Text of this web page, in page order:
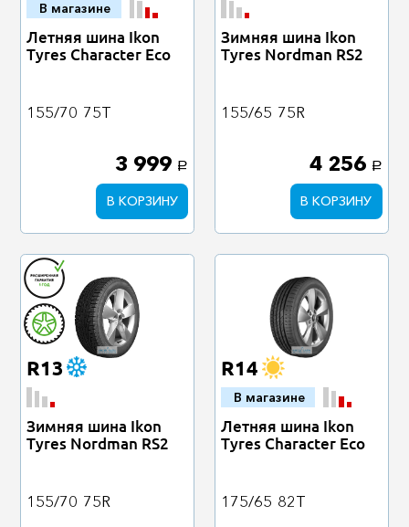
В магазине
Летняя шина Ikon
Tyres Character Eco
155/70 75T
3 999 a
В КОРЗИНУ
Зимняя шина Ikon
Tyres Nordman RS2
155/65 75R
4 256 a
В КОРЗИНУ
R13
Зимняя шина Ikon
Tyres Nordman RS2
155/70 75R
R14
В магазине
Летняя шина Ikon
Tyres Character Eco
175/65 82T